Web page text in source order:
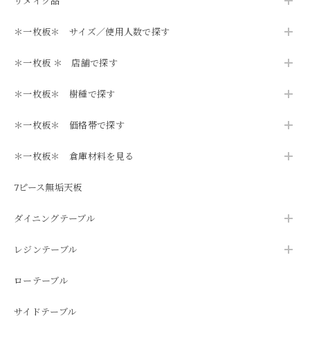
＊一枚板＊ サイズ／使用人数で探す
＊一枚板 ＊ 店舗で探す
＊一枚板＊ 樹種で探す
＊一枚板＊ 価格帯で探す
＊一枚板＊ 倉庫材料を見る
7ピース無垢天板
ダイニングテーブル
レジンテーブル
ローテーブル
サイドテーブル